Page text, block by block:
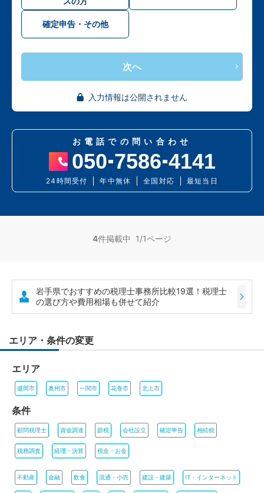
確定申告・その他
次へ
入力情報は公開されません
お電話での問い合わせ
050 7586 4141
24時間受付 年中無休 全国対応 最短当日
4件掲載中 1/1ページ
岩手県でおすすめの税理士事務所比較19選！税理士
の選び方や費用相場も併せて紹介
エリア・条件の変更
エリア
盛岡市 奥州市 一関市 花巻市 北上市
条件
顧問税理士 資金調達 節税 会社設立 確定申告 相続税
税務調査 経理・決算 税金・お金
不動産 金融 飲食 流通・小売 建設・建築 IT・インターネット